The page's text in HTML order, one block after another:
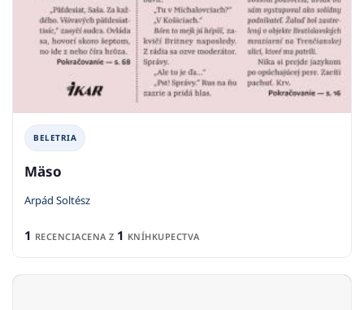
BELETRIA
Mäso
Arpád Soltész
1 RECENCIACENA Z 1 KNÍHKUPECTVA